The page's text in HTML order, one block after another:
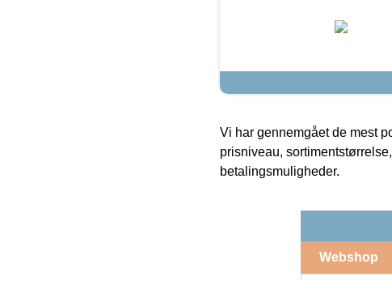
Vi har gennemgået de mest
prisniveau,
betalingsmuligheder.
Webshop